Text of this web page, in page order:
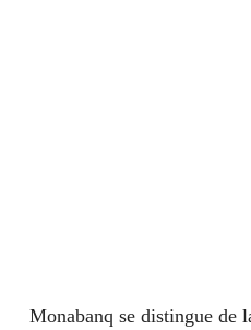
Monabanq se distingue de